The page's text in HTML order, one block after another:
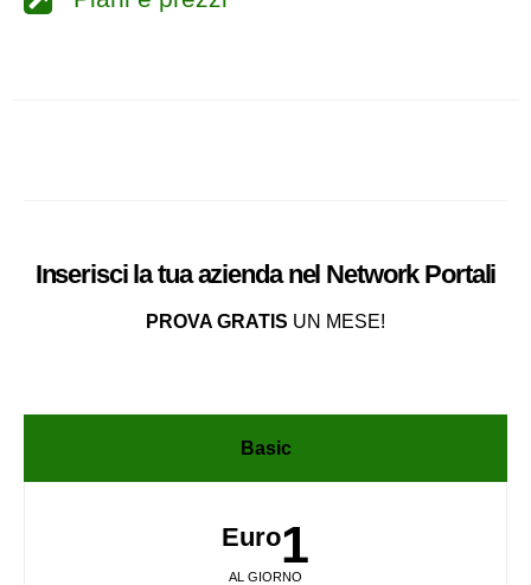
Inserisci la tua azienda nel NetworkPortali
PROVA GRATIS UN MESE!
Basic
Euro1
AL GIORNO